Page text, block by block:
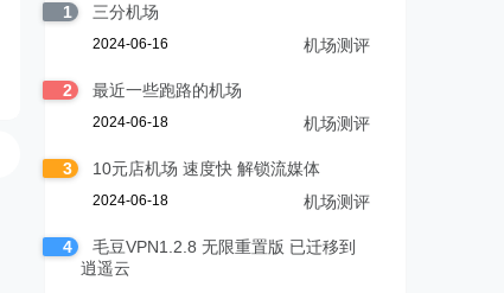
1 三分机场
2024-06-16 机场测评
2 最近一些跑路的机场
2024-06-18 机场测评
3 10元店机场 速度快 解锁流媒体
2024-06-18 机场测评
4
毛豆VPN1.2.8 无限重置版 已迁移到
逍遥云